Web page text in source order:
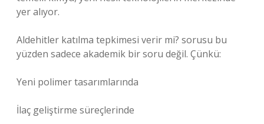
yer alıyor.
Aldehitler katılma tepkimesi verir mi? sorusu bu
yüzden sadece akademik bir soru değil. Çünkü:
Yeni polimer tasarımlarında
İlaç geliştirme süreçlerinde